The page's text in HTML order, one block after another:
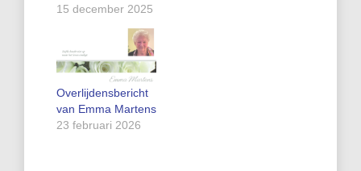
15 december 2025
Overlijdensbericht
van Emma Martens
23 februari 2026